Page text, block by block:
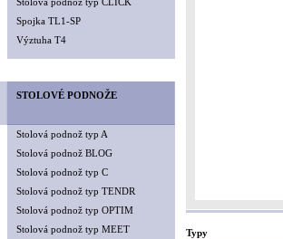
Stolová podnož typ CLICK
Spojka TL1-SP
Výztuha T4
STOLOVÉ PODNOŽE
Stolová podnož typ A
Stolová podnož BLOG
Stolová podnož typ C
Stolová podnož typ TENDR
Stolová podnož typ OPTIM
Stolová podnož typ MEET
Typy